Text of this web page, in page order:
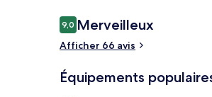
Avis
voyageurs
9,09,0 sur 10
Merveilleux
Afficher 66 avis
Équipements